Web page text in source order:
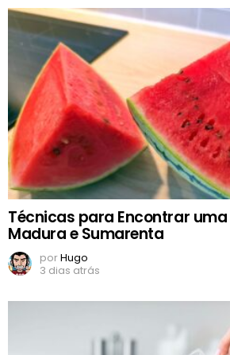
Técnicas para Encontrar
Madura e Sumarenta
porHugo
3 dias atrás